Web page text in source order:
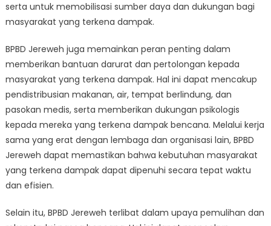
serta untuk memobilisasi sumber daya dan dukungan bagi
masyarakat yang terkena dampak.
BPBD Jereweh juga memainkan peran penting dalam
memberikan bantuan darurat dan pertolongan kepada
masyarakat yang terkena dampak. Hal ini dapat mencakup
pendistribusian makanan, air, tempat berlindung, dan
pasokan medis, serta memberikan dukungan psikologis
kepada mereka yang terkena dampak bencana. Melalui kerja
sama yang erat dengan lembaga dan organisasi lain, BPBD
Jereweh dapat memastikan bahwa kebutuhan masyarakat
yang terkena dampak dapat dipenuhi secara tepat waktu
dan efisien.
Selain itu, BPBD Jereweh terlibat dalam upaya pemulihan dan